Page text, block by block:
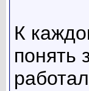
К
понять